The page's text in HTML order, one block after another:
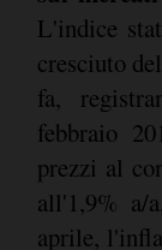
L'indice
cresciuto
fa,
febbraio
prezzi al
all'1,9%
aprile,